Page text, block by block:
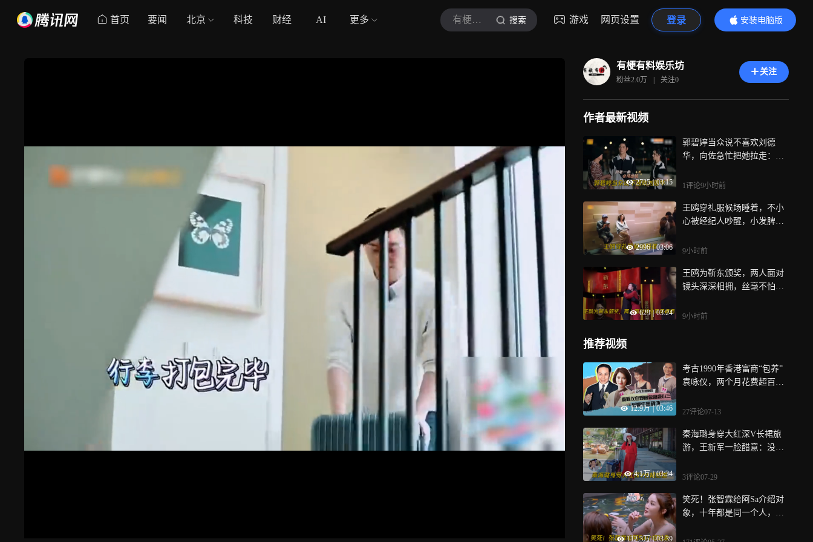
首页 要闻 北京 科技 财经 AI 更多 有梗有料娱乐坊 搜索 游戏 网页设置 登录
安装电脑版
内容更精彩
有梗有料娱乐坊
粉丝2.0万 | 关注0
关注
作者最新视频
2725 | 03:15
郭碧婷当众说不喜欢刘德
华，向佐急忙把她拉走：媳
1评论9小时前
2996 | 03:06
王鸥穿礼服候场睡着，不小
心被经纪人吵醒，小发脾气
9小时前
629 | 03:24
王鸥为靳东颁奖，两人面对
镜头深深相拥，丝毫不怕绯
9小时前
推荐视频
12.9万 | 03:46
考古1990年香港富商“包养”
袁咏仪，两个月花费超百
外|贵圈往事
27评论07-13
4.1万 | 03:34
秦海璐身穿大红深V长裙旅
游，王新军一脸醋意：没让
3评论07-29
112.3万 | 03:39
笑死！张智霖给阿Sa介绍对
象，十年都是同一个人，该